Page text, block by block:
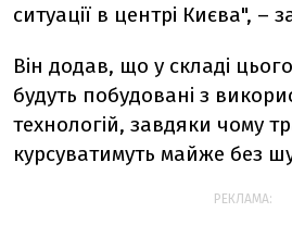
ситуації в центрі Києва", –
Він додав, що у складі
будуть побудовані з
технологій, завдяки чому
курсуватимуть майже без
РЕКЛАМА: